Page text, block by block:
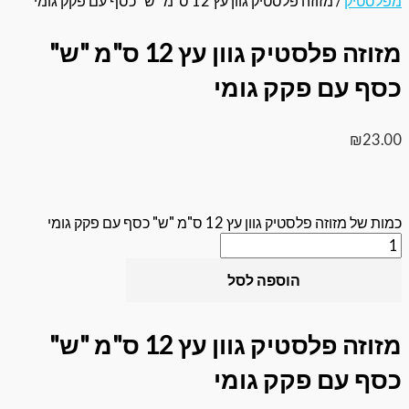
מזוזה פלסטיק גוון עץ 12 ס"מ "ש"
פקק גומי
גוון עץ 12 ס"מ "ש" כסף עם פקק גומי
הוספה לסל
מזוזה פלסטיק גוון עץ 12 ס"מ "ש"
פקק גומי